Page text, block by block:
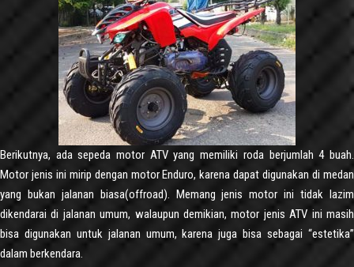
Berikutnya, ada sepeda motor ATV yang memiliki roda berjumlah 4 buah.
Motor jenis ini mirip dengan motor Enduro, karena dapat digunakan di medan
yang bukan jalanan biasa(offroad). Memang jenis motor ini tidak lazim
dikendarai di jalanan umum, walaupun demikian, motor jenis ATV ini masih
bisa digunakan untuk jalanan umum, karena juga bisa sebagai “estetika”
dalam berkendara.